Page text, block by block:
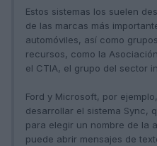
Estos sistemas los suelen
de las marcas más
automóviles, así como
recursos, como la
el CTIA, el grupo del sector
Ford y Microsoft, por
desarrollar el sistema Sync,
para elegir un nombre de la
puede abrir mensajes de